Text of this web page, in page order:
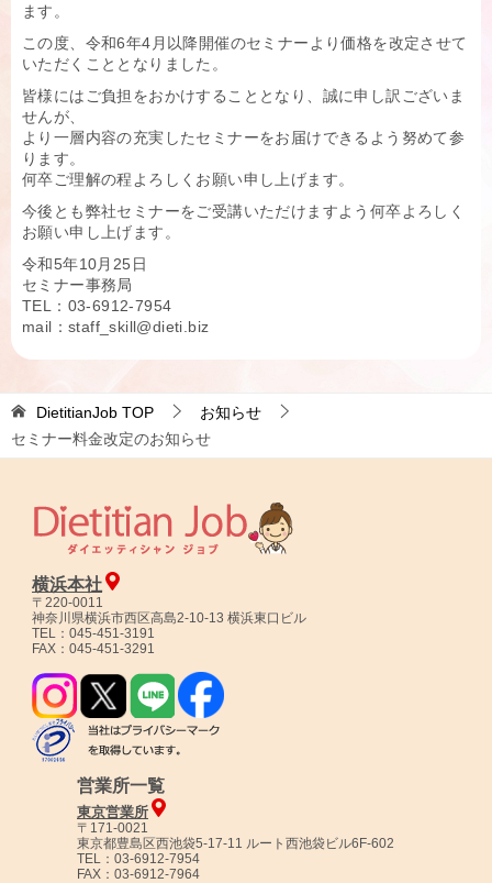
ます。
この度、令和6年4月以降開催のセミナーより価格を改定させて
いただくこととなりました。
皆様にはご負担をおかけすることとなり、誠に申し訳ございま
せんが、
より一層内容の充実したセミナーをお届けできるよう努めて参
ります。
何卒ご理解の程よろしくお願い申し上げます。
今後とも弊社セミナーをご受講いただけますよう何卒よろしく
お願い申し上げます。
令和5年10月25日
セミナー事務局
TEL：03-6912-7954
mail：staff_skill@dieti.biz
DietitianJob TOP
お知らせ
セミナー料金改定のお知らせ
横浜本社
〒220-0011
神奈川県横浜市西区高島2-10-13 横浜東口ビル
TEL：045-451-3191
FAX：045-451-3291
営業所一覧
東京営業所
〒171-0021
東京都豊島区西池袋5-17-11 ルート西池袋ビル6F-602
TEL：03-6912-7954
FAX：03-6912-7964